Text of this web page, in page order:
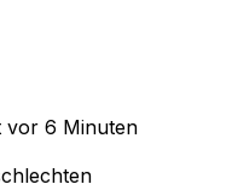
vor 6 Minuten